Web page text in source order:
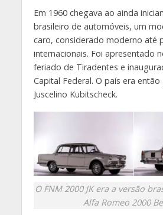
Em 1960 chegava ao ainda
brasileiro de automóveis, um
caro, considerado moderno até
internacionais. Foi apresentado
feriado de Tiradentes e
Capital Federal. O país era
Juscelino Kubitscheck.
O FNM 2000 JK era a versão
Alfa Romeo 2000